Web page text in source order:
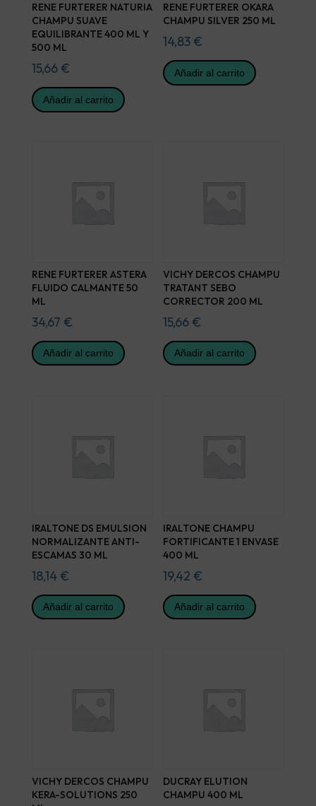
RENE FURTERER NATURIA
CHAMPU SUAVE
EQUILIBRANTE 400 ML Y
500 ML
15,66 €
Añadir al carrito
RENE FURTERER OKARA
CHAMPU SILVER 250 ML
14,83 €
Añadir al carrito
RENE FURTERER ASTERA
FLUIDO CALMANTE 50
ML
34,67 €
Añadir al carrito
VICHY DERCOS CHAMPU
TRATANT SEBO
CORRECTOR 200 ML
15,66 €
Añadir al carrito
IRALTONE DS EMULSION
NORMALIZANTE ANTI-
ESCAMAS 30 ML
18,14 €
Añadir al carrito
IRALTONE CHAMPU
FORTIFICANTE 1 ENVASE
400 ML
19,42 €
Añadir al carrito
VICHY DERCOS CHAMPU
KERA-SOLUTIONS 250
DUCRAY ELUTION
CHAMPU 400 ML